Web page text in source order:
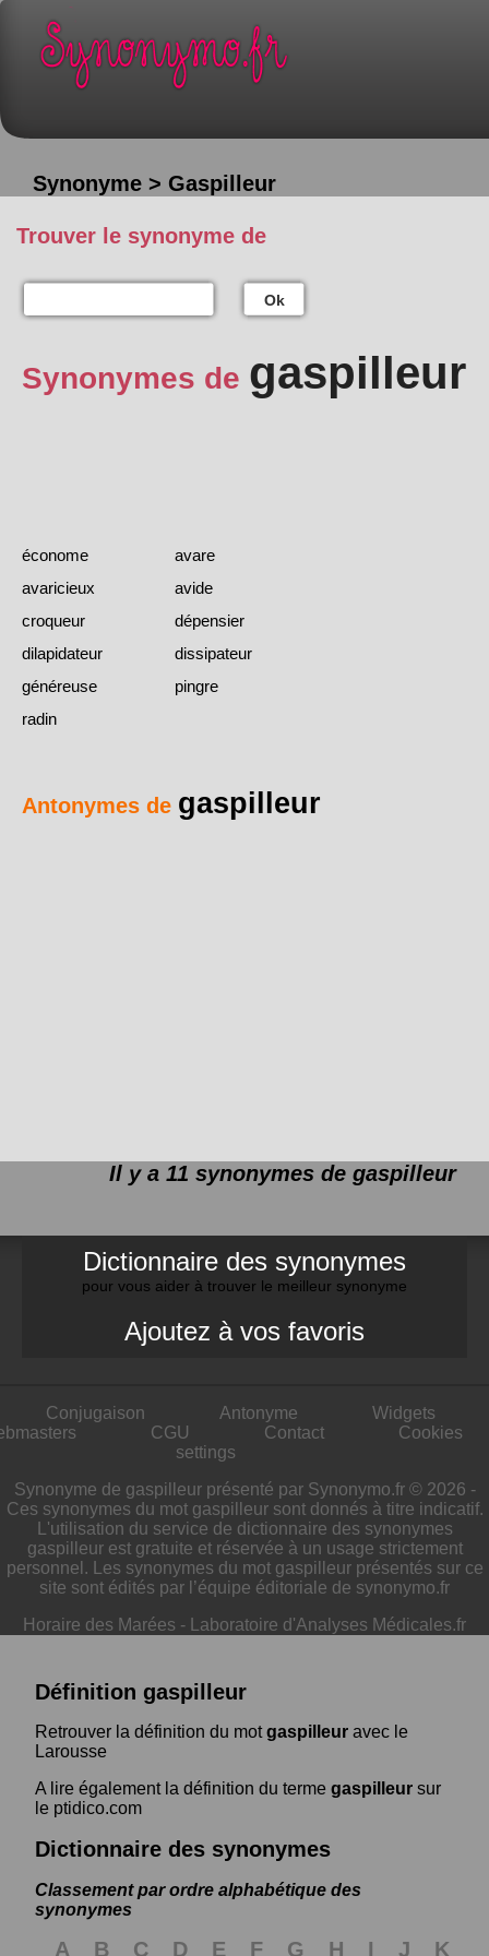
Synonyme > Gaspilleur
Trouver le synonyme de
Ok
Synonymes de gaspilleur
économe
avare
avaricieux
avide
croqueur
dépensier
dilapidateur
dissipateur
généreuse
pingre
radin
Antonymes de gaspilleur
Il y a 11 synonymes de gaspilleur
Dictionnaire des synonymes
pour vous aider à trouver le meilleur synonyme
Ajoutez à vos favoris
Conjugaison Antonyme
Widgets
CGU Contact
Cookies
settings
Synonyme de gaspilleur présenté par Synonymo.fr © 2026 -
Ces synonymes du mot gaspilleur sont donnés à titre indicatif.
L'utilisation du service de dictionnaire des synonymes
gaspilleur est gratuite et réservée à un usage strictement
personnel. Les synonymes du mot gaspilleur présentés sur ce
site sont édités par l’équipe éditoriale de synonymo.fr
Horaire des Marées - Laboratoire d'Analyses Médicales.fr
Définition gaspilleur
Retrouver la définition du motgaspilleur avec le
Larousse
A lire également la définition du terme gaspilleur sur
le ptidico.com
Dictionnaire des synonymes
Classement par ordre alphabétique des
synonymes
A B C D E F G H I J K